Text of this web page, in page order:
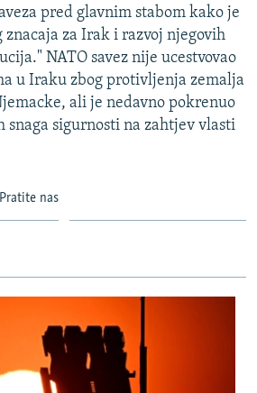
BIH
pred glavnim stabom kako je
znacaja za Irak i razvoj njegovih
NATO savez nije ucestvovao
u Iraku zbog protivljenja zemalja
ali je nedavno pokrenuo
sigurnosti na zahtjev vlasti
Pratite nas